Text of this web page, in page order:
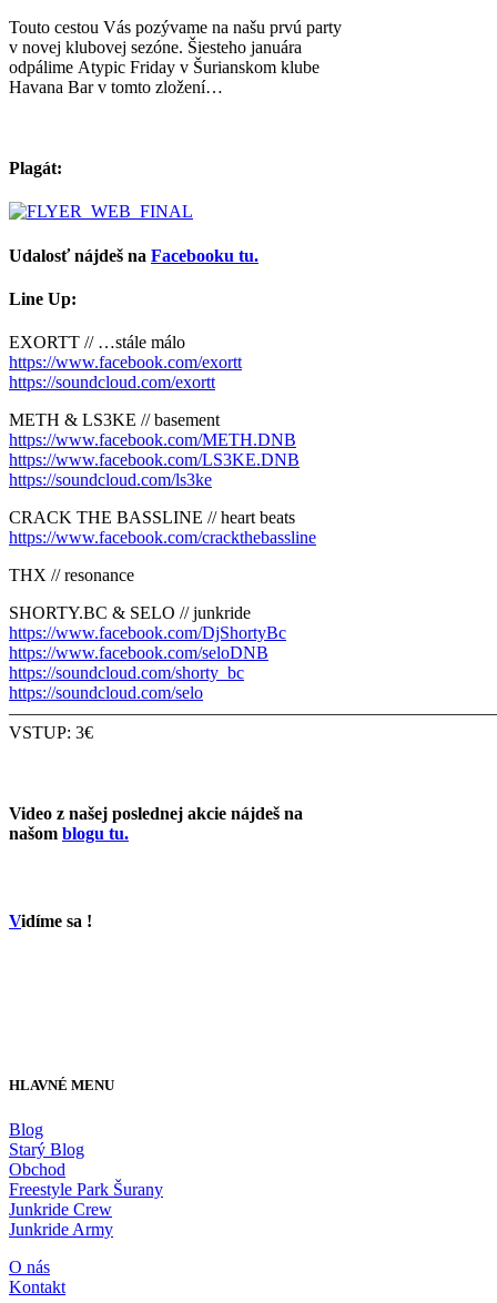
Touto cestou Vás pozývame na našu prvú party
v novej klubovej sezóne. Šiesteho januára
odpálime Atypic Friday v Šurianskom klube
Havana Bar v tomto zložení…
Plagát:
Udalosť nájdeš na Facebooku tu.
Line Up:
EXORTT // …stále málo
https://www.facebook.com/exortt
https://soundcloud.com/exortt
METH & LS3KE // basement
https://www.facebook.com/METH.DNB
https://www.facebook.com/LS3KE.DNB
https://soundcloud.com/ls3ke
CRACK THE BASSLINE // heart beats
https://www.facebook.com/crackthebassline
THX // resonance
SHORTY.BC & SELO // junkride
https://www.facebook.com/DjShortyBc
https://www.facebook.com/seloDNB
https://soundcloud.com/shorty_bc
https://soundcloud.com/selo
VSTUP: 3€
Video z našej poslednej akcie nájdeš na
našom blogu tu.
Vidíme sa !
HLAVNÉ MENU
Blog
Starý Blog
Obchod
Freestyle Park Šurany
Junkride Crew
Junkride Army
O nás
Kontakt